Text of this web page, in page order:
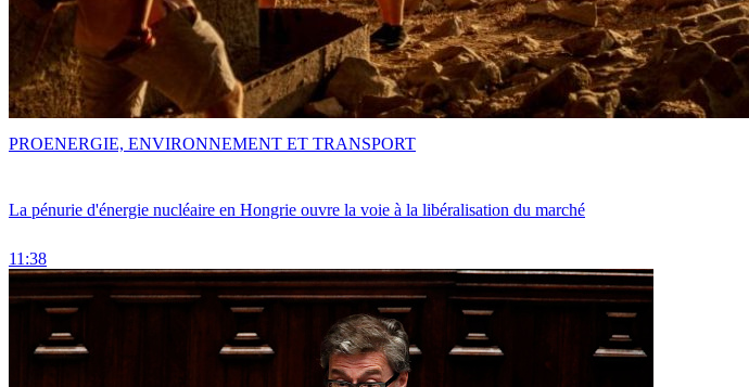
La pénurie d'énergie nucléaire en Hongrie ouvre la voie à la libéralisation du marché
11:38
PROENERGIE, ENVIRONNEMENT ET TRANSPORT